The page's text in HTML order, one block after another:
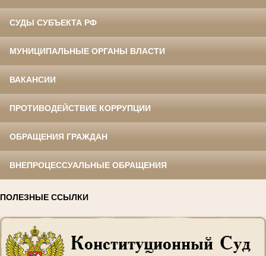
СУДЫ СУБЪЕКТА РФ
МУНИЦИПАЛЬНЫЕ ОРГАНЫ ВЛАСТИ
ВАКАНСИИ
ПРОТИВОДЕЙСТВИЕ КОРРУПЦИИ
ОБРАЩЕНИЯ ГРАЖДАН
ВНЕПРОЦЕССУАЛЬНЫЕ ОБРАЩЕНИЯ
ПОЛЕЗНЫЕ ССЫЛКИ